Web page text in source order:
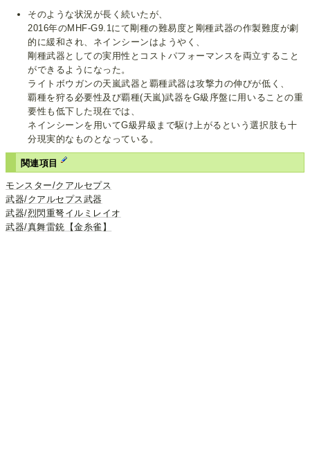
そのような状況が長く続いたが、
2016年のMHF-G9.1にて剛種の難易度と剛種武器の作製難度が劇
的に緩和され、ネインシーンはようやく、
剛種武器としての実用性とコストパフォーマンスを両立すること
ができるようになった。
ライトボウガンの天嵐武器と覇種武器は攻撃力の伸びが低く、
覇種を狩る必要性及び覇種(天嵐)武器をG級序盤に用いることの重
要性も低下した現在では、
ネインシーンを用いてG級昇級まで駆け上がるという選択肢も十
分現実的なものとなっている。
関連項目
モンスター/クアルセプス
武器/クアルセプス武器
武器/烈閃重弩イルミレイオ
武器/真舞雷銃【金糸雀】